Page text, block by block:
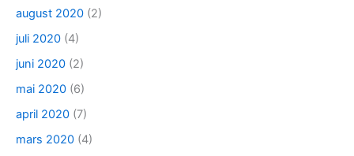
august 2020 (2)
juli 2020 (4)
juni 2020 (2)
mai 2020 (6)
april 2020 (7)
mars 2020 (4)